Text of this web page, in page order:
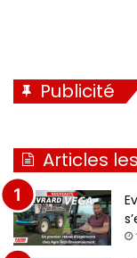
Publicité
Articles